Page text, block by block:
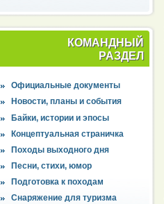
КОМАНДНЫЙ
РАЗДЕЛ
Официальные документы
Новости, планы и события
Байки, истории и эпосы
Концептуальная страничка
Походы выходного дня
Песни, стихи, юмор
Подготовка к походам
Снаряжение для туризма